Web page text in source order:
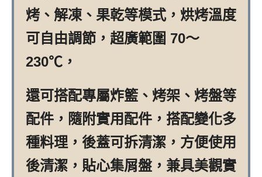
烤、解凍、果乾等模式，烘烤溫度
可自由調節，超廣範圍 70～
230℃，
還可搭配專屬炸籃、烤架、烤盤等
配件，隨附實用配件，搭配變化多
種料理，後蓋可拆清潔，方便使用
後清潔，貼心集屑盤，兼具美觀實